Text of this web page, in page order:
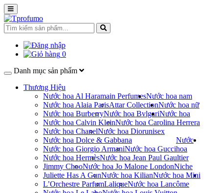
0
Danh mục sản phẩm
Thương Hiệu
Nước hoa Al Haramain Perfumes
Nước hoa Alaia ParisAttar Collection
Nước hoa BurberryNước hoa Bvlgari
Nước hoa Calvin KleinNước hoa Carolina Herrera
Nước hoa ChanelNước hoa Dior
Nước hoa Dolce & Gabbana
Nước hoa Giorgio ArmaniNước hoa Gucci
Nước hoa HermèsNước hoa Jean Paul Gaultier
Jimmy ChooNước hoa Jo Malone London
Juliette Has A GunNước hoa Kilian
L’Orchestre ParfumLaliqueNước hoa Lancôme
Nước hoa nam
Nước hoa nữ
Nước hoa
unisex
Nước
hoa
Niche
Nước hoa Mini